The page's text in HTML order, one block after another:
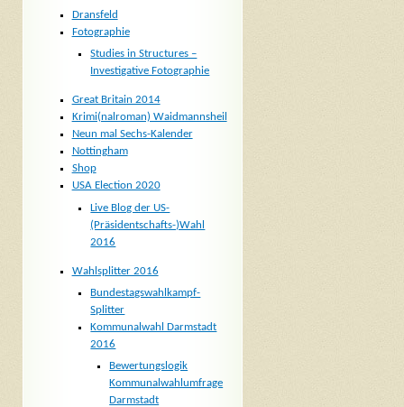
Dransfeld
Fotographie
Studies in Structures –
Investigative Fotographie
Great Britain 2014
Krimi(nalroman) Waidmannsheil
Neun mal Sechs-Kalender
Nottingham
Shop
USA Election 2020
Live Blog der US-
(Präsidentschafts-)Wahl
2016
Wahlsplitter 2016
Bundestagswahlkampf-
Splitter
Kommunalwahl Darmstadt
2016
Bewertungslogik
Kommunalwahlumfrage
Darmstadt